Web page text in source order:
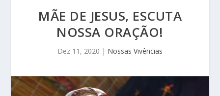
MÃE DE JESUS, ESCUTA
NOSSA ORAÇÃO!
Dez 11, 2020 | Nossas Vivências